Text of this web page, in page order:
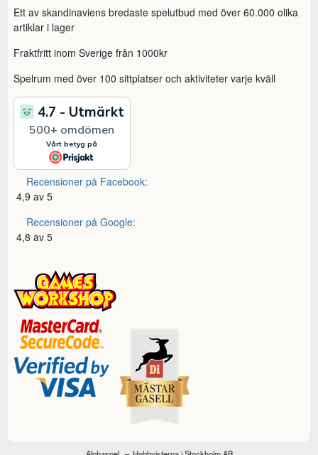
Ett av skandinaviens bredaste spelutbud med över 60.000 olika
artiklar i lager
Fraktfritt inom Sverige från 1000kr
Spelrum med över 100 sittplatser och aktiviteter varje kväll
Recensioner på Facebook:
4,9 av 5
Recensioner på Google:
4,8 av 5